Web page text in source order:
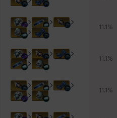
11.1 %
11.1 %
11.1 %